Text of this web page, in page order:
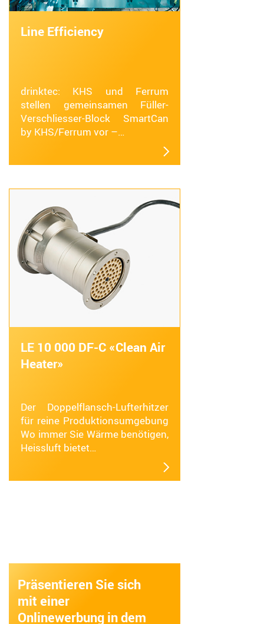
Line Efficiency
drinktec: KHS und Ferrum
stellen gemeinsamen Füller-
Verschliesser-Block SmartCan
by KHS/Ferrum vor –…
LE 10 000 DF-C «Clean Air
Heater»
Der Doppelflansch-Lufterhitzer
für reine Produktionsumgebung
Wo immer Sie Wärme benötigen,
Heissluft bietet…
Präsentieren Sie sich
mit einer
Onlinewerbung in dem